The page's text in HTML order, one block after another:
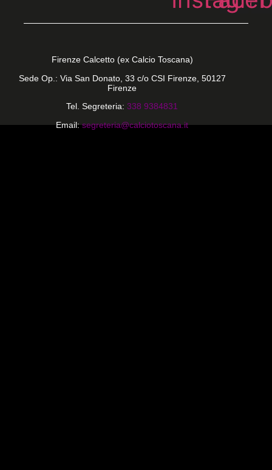
Firenze Calcetto (ex Calcio Toscana)
Sede Op.: Via San Donato, 33 c/o CSI Firenze, 50127
Firenze
Tel. Segreteria: 338 9384831
Email: segreteria@calciotoscana.it